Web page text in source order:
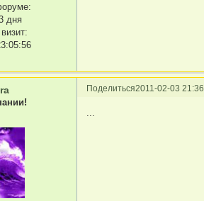
дня
Поделиться2011-02-03
...